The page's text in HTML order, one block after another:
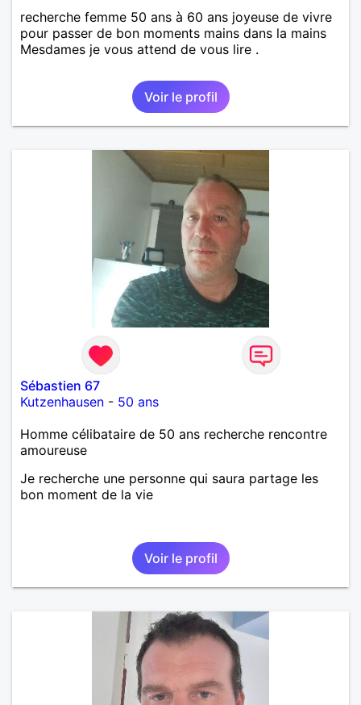
recherche femme 50 ans à 60 ans joyeuse de vivre
pour passer de bon moments mains dans la mains
Mesdames je vous attend de vous lire .
Voir le profil
Sébastien 67
Kutzenhausen - 50 ans
Homme célibataire de 50 ans recherche rencontre
amoureuse
Je recherche une personne qui saura partage les
bon moment de la vie
Voir le profil